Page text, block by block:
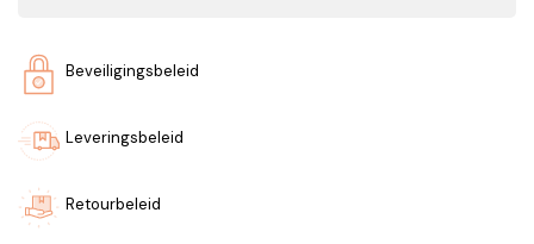
Beveiligingsbeleid
Leveringsbeleid
Retourbeleid